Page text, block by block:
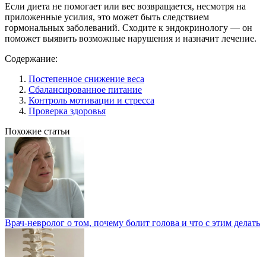
Если диета не помогает или вес возвращается, несмотря на
приложенные усилия, это может быть следствием
гормональных заболеваний. Сходите к эндокринологу — он
поможет выявить возможные нарушения и назначит лечение.
Содержание:
Постепенное снижение веса
Сбалансированное питание
Контроль мотивации и стресса
Проверка здоровья
Похожие статьи
Врач-невролог о том, почему болит голова и что с этим делать